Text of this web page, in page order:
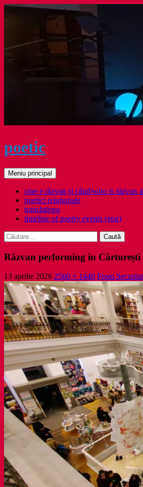
Sari
poetic
Caută
Meniu principal
cine e răzvan și când/who is răzvan
poetici relaţionale
translations
timeline of poetry events (eng)
Caută
după:
Răzvan performing in Cărturești
13 aprilie 2026 2560 × 1440 From